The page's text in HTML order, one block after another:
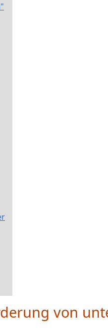
von